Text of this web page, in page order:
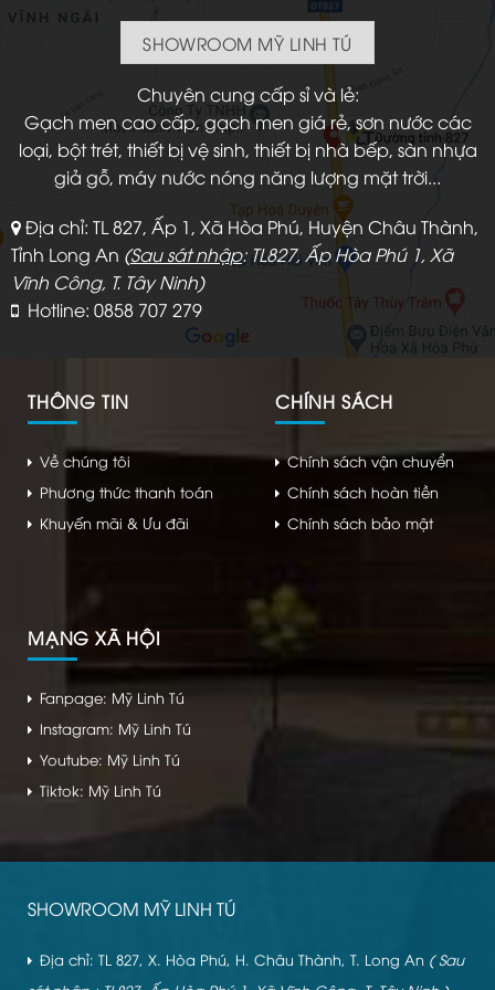
SHOWROOM MỸ LINH TÚ
Chuyên cung cấp sỉ và lẻ:
Gạch men cao cấp, gạch men giá rẻ, sơn nước các
loại, bột trét, thiết bị vệ sinh, thiết bị nhà bếp, sàn nhựa
giả gỗ, máy nước nóng năng lượng mặt trời...
Địa chỉ: TL 827, Ấp 1, Xã Hòa Phú, Huyện Châu Thành,
Tỉnh Long An (Sau sát nhập: TL827, Ấp Hòa Phú 1, Xã
Vĩnh Công, T. Tây Ninh)
Hotline: 0858 707 279
THÔNG TIN
Về chúng tôi
Phương thức thanh toán
Khuyến mãi & Ưu đãi
CHÍNH SÁCH
Chính sách vận chuyển
Chính sách hoàn tiền
Chính sách bảo mật
MẠNG XÃ HỘI
Fanpage: Mỹ Linh Tú
Instagram: Mỹ Linh Tú
Youtube: Mỹ Linh Tú
Tiktok: Mỹ Linh Tú
SHOWROOM MỸ LINH TÚ
Địa chỉ: TL 827, X. Hòa Phú, H. Châu Thành, T. Long An ( Sau